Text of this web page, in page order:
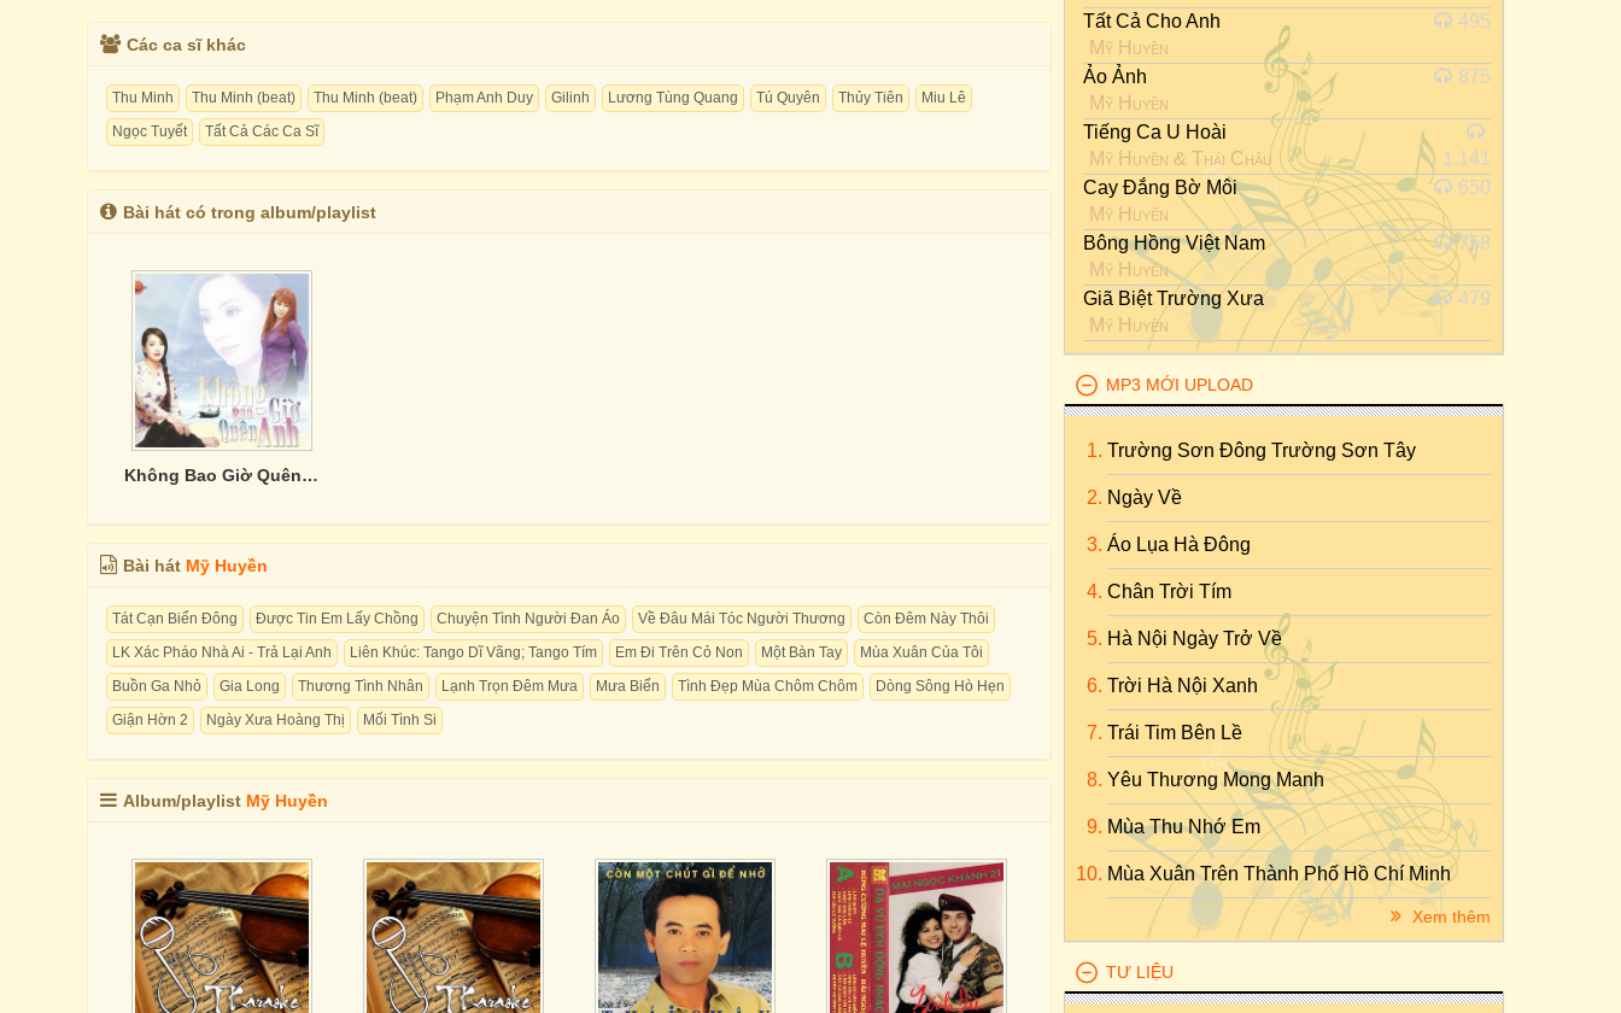
Các ca sĩ khác
Thu Minh Thu Minh (beat) Thu Minh (beat) Phạm Anh Duy Gilinh Lương Tùng Quang Tú Quyên Thủy Tiên
Miu Lê
Ngọc Tuyết
Tất Cả Các Ca Sĩ
Bài hát có trong album/playlist
Không Bao Giờ Quên Anh
Bài hát Mỹ Huyền
Tát Cạn Biển Đông Được Tin Em Lấy Chồng Chuyện Tình Người Đan Áo Về Đâu Mái Tóc Người Thương
Còn Đêm Này Thôi
LK Xác Pháo Nhà Ai - Trả Lại Anh
Liên Khúc: Tango Dĩ Vãng; Tango Tím Em Đi Trên Cỏ Non Một Bàn Tay
Mùa Xuân Của Tôi
Buồn Ga Nhỏ
Gia Long Thương Tình Nhân Lạnh Trọn Đêm Mưa Mưa Biển Tình Đẹp Mùa Chôm Chôm
Dòng Sông Hò Hẹn
Giận Hờn 2
Ngày Xưa Hoàng Thị Mối Tình Si
Album/playlist Mỹ Huyền
Tất Cả Cho Anh
Mỹ Huyền
495
Ảo Ảnh
Mỹ Huyền
875
Tiếng Ca U Hoài
Mỹ Huyền & Thái Châu
1.141
Cay Đắng Bờ Môi
Mỹ Huyền
650
Bông Hồng Việt Nam
Mỹ Huyền
758
Giã Biệt Trường Xưa
Mỹ Huyền
479
MP3 MỚI UPLOAD
Trường Sơn Đông Trường Sơn Tây
Ngày Về
Áo Lụa Hà Đông
Chân Trời Tím
Hà Nội Ngày Trở Về
Trời Hà Nội Xanh
Trái Tim Bên Lề
Yêu Thương Mong Manh
Mùa Thu Nhớ Em
Mùa Xuân Trên Thành Phố Hồ Chí Minh
Xem thêm
TƯ LIỆU